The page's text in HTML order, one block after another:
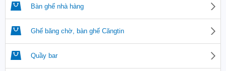
Bàn ghế nhà hàng
Ghế băng chờ, bàn ghế Căngtin
Quầy bar